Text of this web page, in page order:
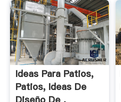
Ideas Para Patios,
Patios, Ideas De